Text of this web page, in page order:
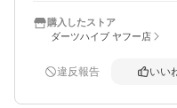
購入したストア
ダーツハイブ ヤフー店
違反報告 いい